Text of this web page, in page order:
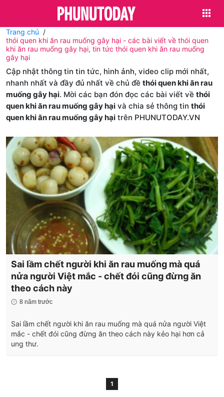
Trang chủ
thói quen khi ăn rau muống gây hại - các bài viết về thói quen
khi ăn rau muống gây hại, tin tức thói quen khi ăn rau muống
gây hại
Cập nhật thông tin tin tức, hình ảnh, video clip mới nhất,
nhanh nhất và đầy đủ nhất về chủ đề thói quen khi ăn rau
muống gây hại. Mời các bạn đón đọc các bài viết về thói
quen khi ăn rau muống gây hại và chia sẻ thông tin thói
quen khi ăn rau muống gây hại trên PHUNUTODAY.VN
Sai lầm chết người khi ăn rau muống mà quá
nửa người Việt mắc - chết đói cũng đừng ăn
theo cách này
8 năm trước
Sai lầm chết người khi ăn rau muống mà quá nửa người Việt
mắc - chết đói cũng đừng ăn theo cách này kẻo hại hơn cả
ung thư.
1